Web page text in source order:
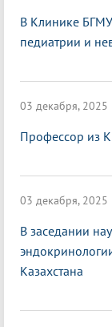
В Клинике
педиатрии и
03 декабря, 2025
Профессор из
03 декабря, 2025
В заседании
Казахстана